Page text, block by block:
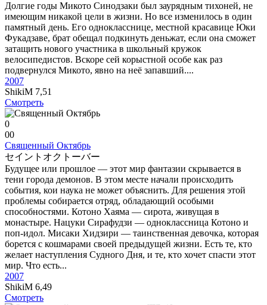
Долгие годы Микото Синодзаки был заурядным тихоней, не
имеющим никакой цели в жизни. Но все изменилось в один
памятный день. Его однокласснице, местной красавице Юки
Фукадзаве, брат обещал подкинуть деньжат, если она сможет
затащить нового участника в школьный кружок
велосипедистов. Вскоре сей корыстной особе как раз
подвернулся Микото, явно на неё запавший....
2007
ShikiM 7,51
Смотреть
0
00
Священный Октябрь
セイントオクトーバー
Будущее или прошлое — этот мир фантазии скрывается в
тени города демонов. В этом месте начали происходить
события, кои наука не может объяснить. Для решения этой
проблемы собирается отряд, обладающий особыми
способностями. Котоно Хаяма — сирота, живущая в
монастыре. Нацуки Сирафудзи — одноклассница Котоно и
поп-идол. Мисаки Хидзири — таинственная девочка, которая
борется с кошмарами своей предыдущей жизни. Есть те, кто
желает наступления Судного Дня, и те, кто хочет спасти этот
мир. Что есть...
2007
ShikiM 6,49
Смотреть